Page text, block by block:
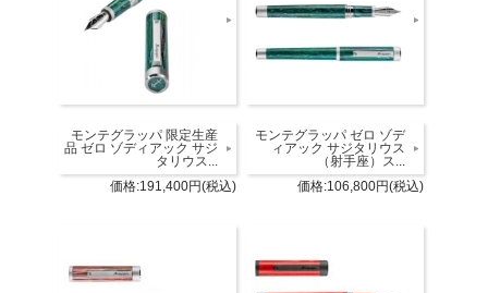
モンテグラッパ 限定生産
品 ゼロ ゾディアック サジ
タリウス...
価格:191,400円(税込)
モンテグラッパ ゼロ ゾデ
ィアック サジタリウス
（射手座）ス...
価格:106,800円(税込)